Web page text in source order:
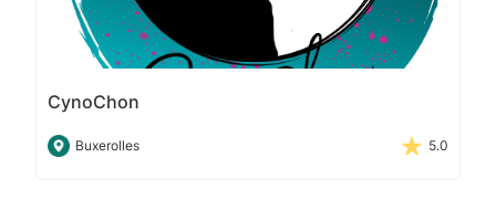
CynoChon
Buxerolles 5.0